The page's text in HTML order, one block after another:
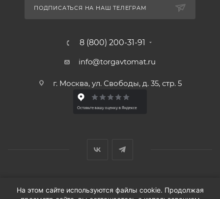
ПОДПИСАТЬСЯ НА НАШ ТЕЛЕГРАМ
8 (800) 200-31-91
info@torgavtomat.ru
г. Москва, ул. Свободы, д. 35, стр. 5
© ООО «Вендорс», 1999-2026 г.
На этом сайте используются файлы cookie. Продолжая